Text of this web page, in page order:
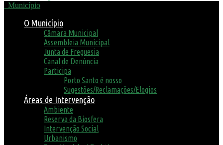
Município
O Município
Câmara Municipal
Assembleia Municipal
Junta de Freguesia
Canal de Denúncia
Participa
Porto Santo é nosso
Sugestões/Reclamações/Elogios
Áreas de Intervenção
Ambiente
Reserva da Biosfera
Intervenção Social
Urbanismo